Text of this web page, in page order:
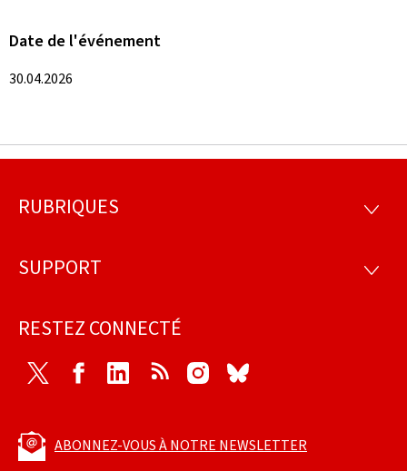
Date de l'événement
30.04.2026
Pied
page
RUBRIQUES
SUPPORT
RESTEZ CONNECTÉ
Twitter FacebookLinkedIn RSS Instagram
ABONNEZ-VOUS À NOTRE NEWSLETTER